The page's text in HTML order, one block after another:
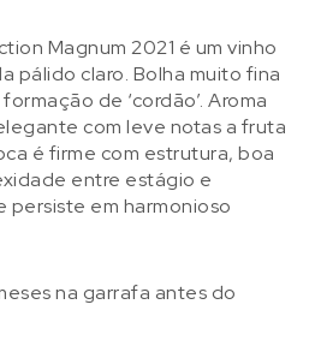
Magnum 2021 é um vinho
pálido claro. Bolha muito fina
de ‘cordão’. Aroma
com leve notas a fruta
é firme com estrutura, boa
entre estágio e
em harmonioso
na garrafa antes do